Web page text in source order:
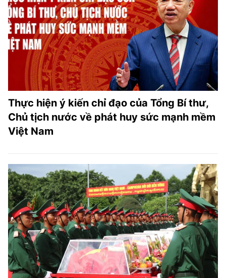
Thực hiện ý kiến chỉ đạo của Tổng Bí thư,
Chủ tịch nước về phát huy sức mạnh mềm
Việt Nam